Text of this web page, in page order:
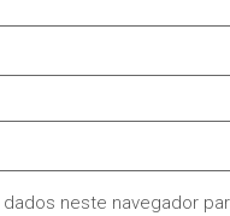
dados neste navegador